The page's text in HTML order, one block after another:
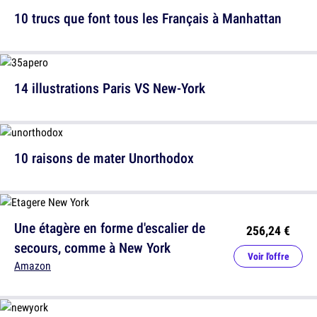
14 illustrations Paris VS New-York
Une étagère en forme d'escalier de
secours, comme à New York
Amazon
256,24 €
Voir l'offre
10 trucs que font tous les Français à Manhattan
10 raisons de mater Unorthodox